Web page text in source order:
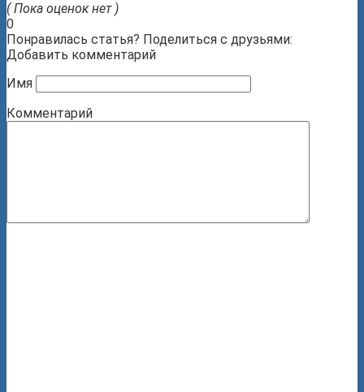
( Пока оценок нет )
0
Понравилась статья? Поделиться с друзьями:
Добавить комментарий
Имя
Комментарий